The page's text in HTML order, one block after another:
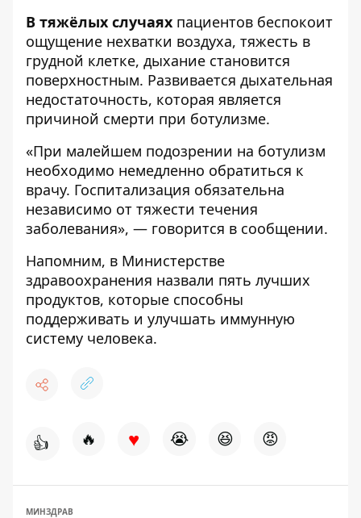
В тяжёлых случаях пациентов беспокоит
ощущение нехватки воздуха, тяжесть в
грудной клетке, дыхание становится
поверхностным. Развивается дыхательная
недостаточность, которая является
причиной смерти при ботулизме.
«При малейшем подозрении на ботулизм
необходимо немедленно обратиться к
врачу. Госпитализация обязательна
независимо от тяжести течения
заболевания», — говорится в сообщении.
Напомним, в Министерстве
здравоохранения назвали пять лучших
продуктов, которые способны
поддерживать и улучшать иммунную
систему человека.
👍 🔥 ♥ 😭 😆 😡
МИНЗДРАВ